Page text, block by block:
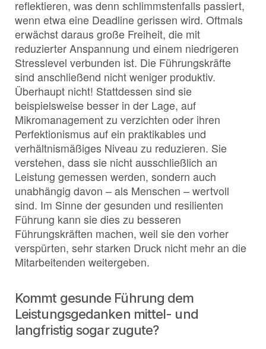
reflektieren, was denn schlimmstenfalls passiert,
wenn etwa eine Deadline gerissen wird. Oftmals
erwächst daraus große Freiheit, die mit
reduzierter Anspannung und einem niedrigeren
Stresslevel verbunden ist. Die Führungskräfte
sind anschließend nicht weniger produktiv.
Überhaupt nicht! Stattdessen sind sie
beispielsweise besser in der Lage, auf
Mikromanagement zu verzichten oder ihren
Perfektionismus auf ein praktikables und
verhältnismäßiges Niveau zu reduzieren. Sie
verstehen, dass sie nicht ausschließlich an
Leistung gemessen werden, sondern auch
unabhängig davon – als Menschen – wertvoll
sind. Im Sinne der gesunden und resilienten
Führung kann sie dies zu besseren
Führungskräften machen, weil sie den vorher
verspürten, sehr starken Druck nicht mehr an die
Mitarbeitenden weitergeben.
Kommt gesunde Führung dem
Leistungsgedanken mittel- und
langfristig sogar zugute?